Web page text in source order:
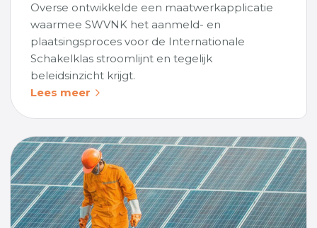
Overse ontwikkelde een maatwerkapplicatie
waarmee SWVNK het aanmeld- en
plaatsingsproces voor de Internationale
Schakelklas stroomlijnt en tegelijk
beleidsinzicht krijgt.
Lees meer